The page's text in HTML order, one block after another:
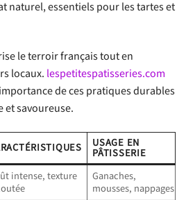
naturel, essentiels pour les tartes et
le terroir français tout en
locaux. lespetitespatisseries.com
de ces pratiques durables
et savoureuse.
USAGE EN
PÂTISSERIE
intense, texture
Ganaches,
mousses, nappages